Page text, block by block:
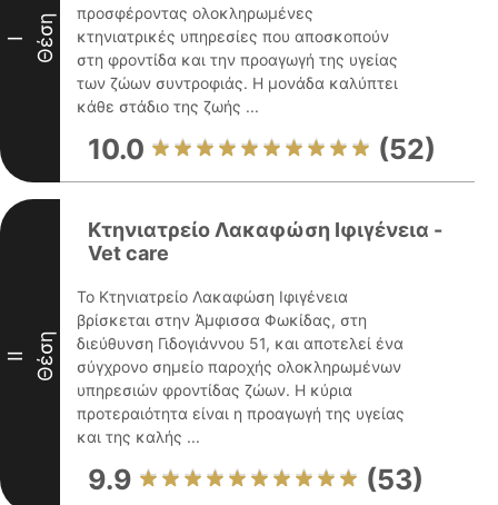
I Θέση
προσφέροντας ολοκληρωμένες
κτηνιατρικές υπηρεσίες που αποσκοπούν
στη φροντίδα και την προαγωγή της υγείας
των ζώων συντροφιάς. Η μονάδα καλύπτει
κάθε στάδιο της ζωής ...
10.0 (52)
II Θέση
Κτηνιατρείο Λακαφώση Ιφιγένεια -
Vet care
Το Κτηνιατρείο Λακαφώση Ιφιγένεια
βρίσκεται στην Άμφισσα Φωκίδας, στη
διεύθυνση Γιδογιάννου 51, και αποτελεί ένα
σύγχρονο σημείο παροχής ολοκληρωμένων
υπηρεσιών φροντίδας ζώων. Η κύρια
προτεραιότητα είναι η προαγωγή της υγείας
και της καλής ...
9.9 (53)